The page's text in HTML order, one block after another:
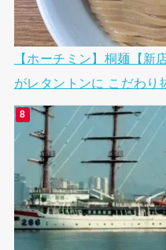
【ホーチミン】桐麺【新
がレタントンに こだわり